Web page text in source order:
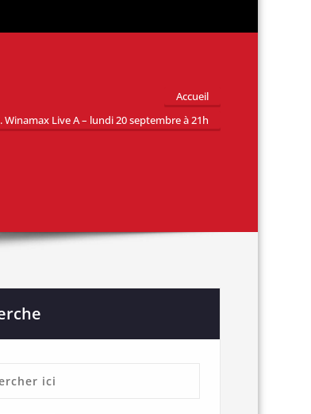
Accueil
Live A – lundi 20 septembre à 21h